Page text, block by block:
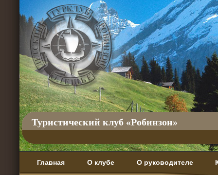
Туристический клуб «Робинзон»
Главная О клубе О руководителе